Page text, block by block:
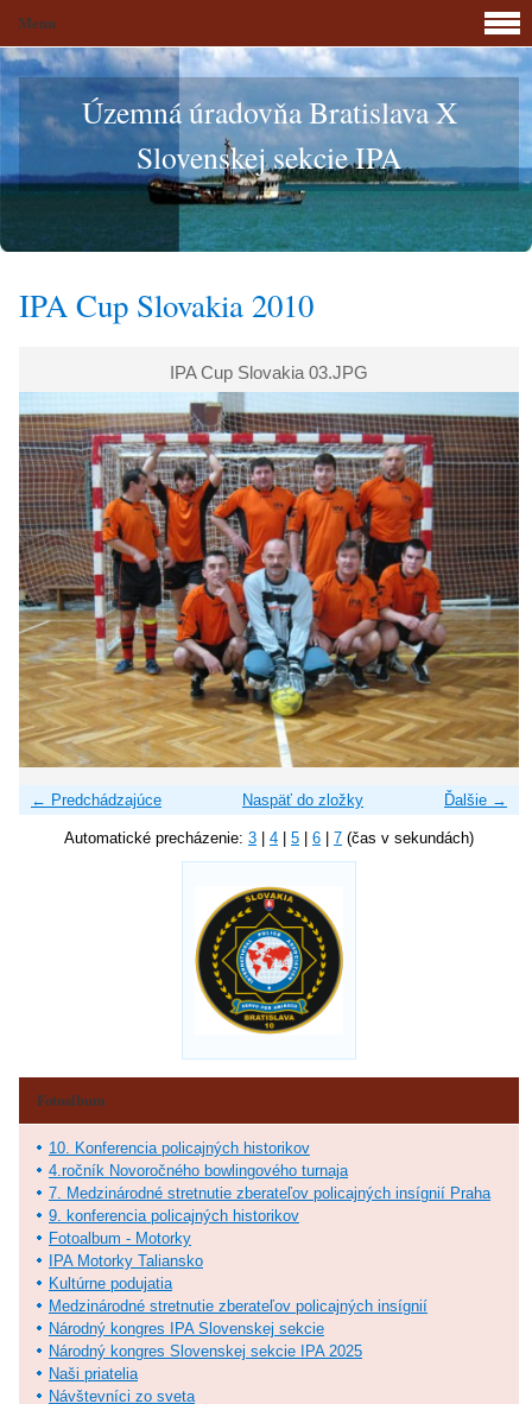
Územná úradovňa Bratislava X
Slovenskej sekcie IPA
IPA Cup Slovakia 2010
IPA Cup Slovakia 03.JPG
← Predchádzajúce Ďalšie →
Naspäť do zložky
Automatické precházenie: 3 4 5 6 7 (čas v sekundách)
Menu
Fotoalbum
10. Konferencia policajných historikov
4.ročník Novoročného bowlingového turnaja
7. Medzinárodné stretnutie zberateľov policajných insígnií Praha
9. konferencia policajných historikov
Fotoalbum - Motorky
IPA Motorky Taliansko
Kultúrne podujatia
Medzinárodné stretnutie zberateľov policajných insígnií
Národný kongres IPA Slovenskej sekcie
Národný kongres Slovenskej sekcie IPA 2025
Naši priatelia
Návštevníci zo sveta